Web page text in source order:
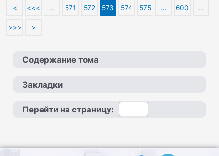
< <<< … 571 572 573 574 575 … 600 …
>>> >
Содержание тома
Закладки
Перейти на страницу: